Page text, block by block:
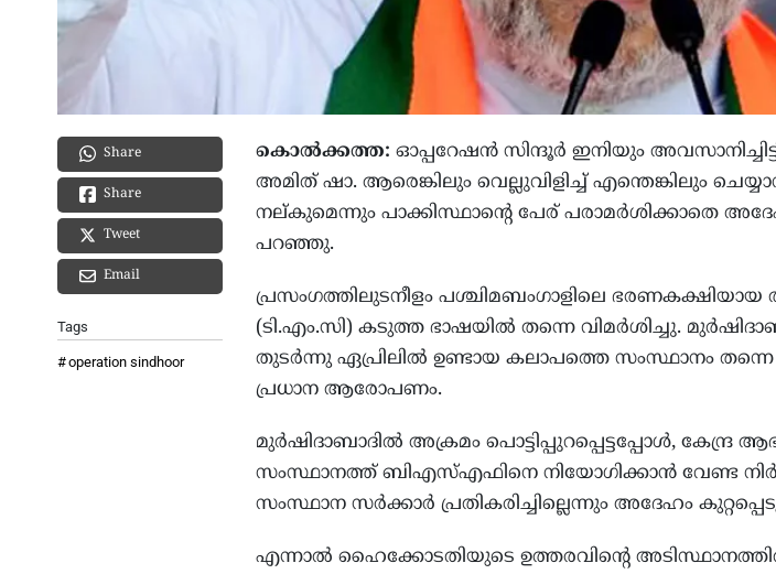
Share
Share
Tweet
Email
Tags
operation sindhoor
കൊല്‍ക്കത്ത: ഓപ്പറേഷന്‍ സിന്ദൂര്‍ ഇനിയും
അമിത് ഷാ. ആരെങ്കിലും വെല്ലുവിളിച്ച് എന്തെങ്കിലും
നല്കുമെന്നും പാക്കിസ്ഥാന്റെ പേര് പരാമര്‍ശിക്കാതെ
പറഞ്ഞു.
പ്രസംഗത്തിലുടനീളം പശ്ചിമബംഗാളിലെ
(ടി.എം.സി) കടുത്ത ഭാഷയില്‍ തന്നെ വിമര്‍ശിച്ചു.
തുടര്‍ന്നു ഏപ്രിലില്‍ ഉണ്ടായ കലാപത്തെ സംസ്ഥാനം തന്നെ
പ്രധാന ആരോപണം.
മുര്‍ഷിദാബാദില്‍ അക്രമം പൊട്ടിപ്പുറപ്പെട്ടപ്പോള്‍, കേന്ദ്ര
സംസ്ഥാനത്ത് ബിഎസ്എഫിനെ നിയോഗിക്കാന്‍ വേണ്ട
സംസ്ഥാന സര്‍ക്കാര്‍ പ്രതികരിച്ചില്ലെന്നും അദേഹം
എന്നാല്‍ ഹൈക്കോടതിയുടെ ഉത്തരവിന്റെ